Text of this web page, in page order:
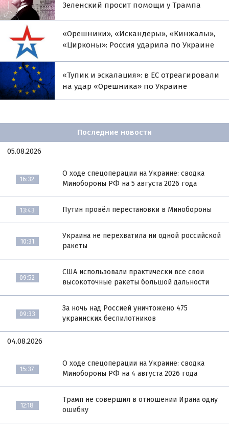
Зеленский просит помощи у Трампа
«Орешники», «Искандеры», «Кинжалы»,
«Цирконы»: Россия ударила по Украине
«Тупик и эскалация»: в ЕС отреагировали
на удар «Орешника» по Украине
Последние новости
05.08.2026
16:32
О ходе спецоперации на Украине: сводка
Минобороны РФ на 5 августа 2026 года
13:43 Путин провёл перестановки в Минобороны
10:31
Украина не перехватила ни одной российской
ракеты
09:52
США использовали практически все свои
высокоточные ракеты большой дальности
09:33
За ночь над Россией уничтожено 475
украинских беспилотников
04.08.2026
15:37
О ходе спецоперации на Украине: сводка
Минобороны РФ на 4 августа 2026 года
12:18
Трамп не совершил в отношении Ирана одну
ошибку